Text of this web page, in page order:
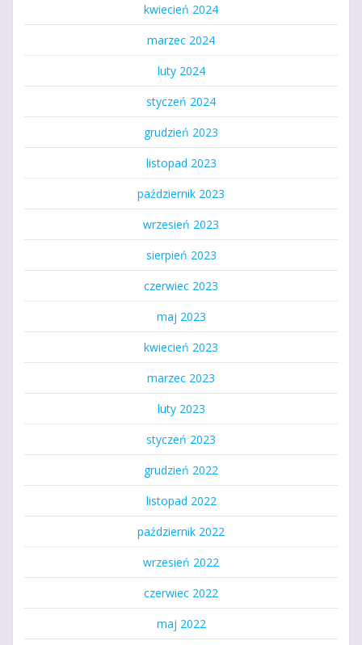
kwiecień 2024
marzec 2024
luty 2024
styczeń 2024
grudzień 2023
listopad 2023
październik 2023
wrzesień 2023
sierpień 2023
czerwiec 2023
maj 2023
kwiecień 2023
marzec 2023
luty 2023
styczeń 2023
grudzień 2022
listopad 2022
październik 2022
wrzesień 2022
czerwiec 2022
maj 2022